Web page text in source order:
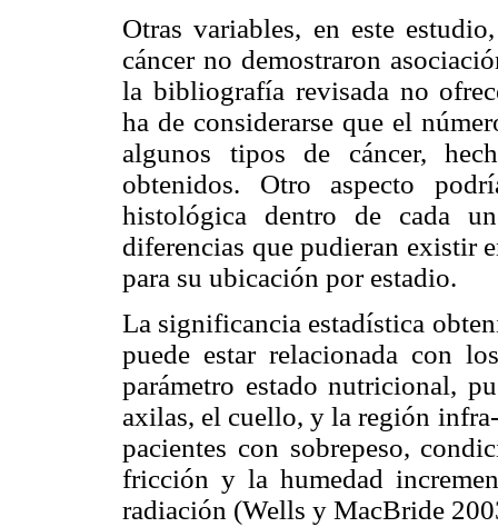
Otras variables, en este
cáncer no demostraron
la bibliografía revisada no
ha de considerarse que el
algunos tipos de cáncer,
obtenidos. Otro aspecto
histológica dentro de cada
diferencias que pudieran existir
para su ubicación por estadio.
La significancia estadística
puede estar relacionada con
parámetro estado nutricional,
axilas, el cuello, y la región
pacientes con sobrepeso,
fricción y la humedad
radiación (Wells y MacBride